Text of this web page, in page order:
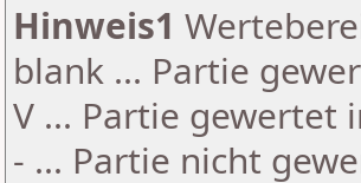
Hinweis1
blank ... Partie
V ... Partie gewertet
- ... Partie nicht